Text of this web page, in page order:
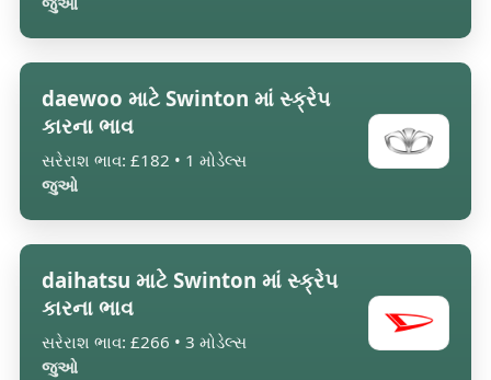
daewoo માટે Swinton માં સ્ક્રેપ
કારના ભાવ
સરેરાશ ભાવ: £182 • 1 મોડેલ્સ
જુઓ
daihatsu માટે Swinton માં સ્ક્રેપ
કારના ભાવ
સરેરાશ ભાવ: £266 • 3 મોડેલ્સ
જુઓ